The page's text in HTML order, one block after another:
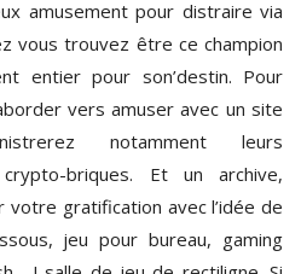
amusement pour distraire via
vous trouvez être ce champion
entier pour son’destin. Pour
vers amuser avec un site
notamment leurs
crypto-briques. Et un archive,
votre gratification avec l’idée de
jeu pour bureau, gaming